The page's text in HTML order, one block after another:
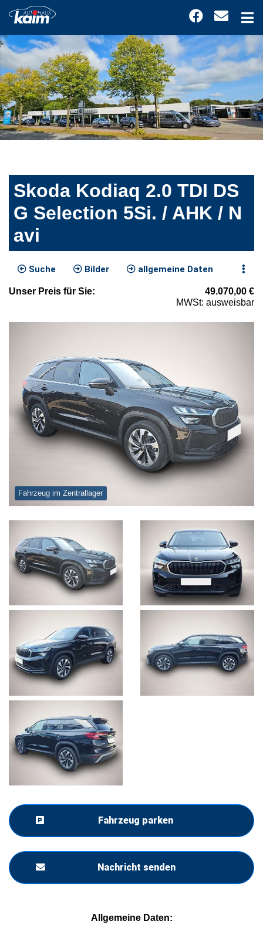
Skoda Kodiaq 2.0 TDI DS
G Selection 5Si. / AHK / N
avi
Suche Bilder allgemeine Daten
Unser Preis für Sie: 49.070,00 €
MWSt: ausweisbar
Fahrzeug im Zentrallager
Fahrzeug parken
Nachricht senden
Allgemeine Daten: